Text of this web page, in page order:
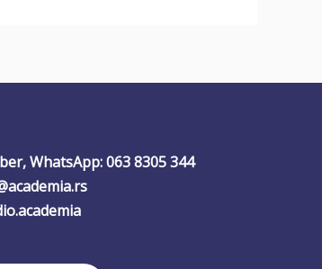
WhatsApp: 063 8305 344